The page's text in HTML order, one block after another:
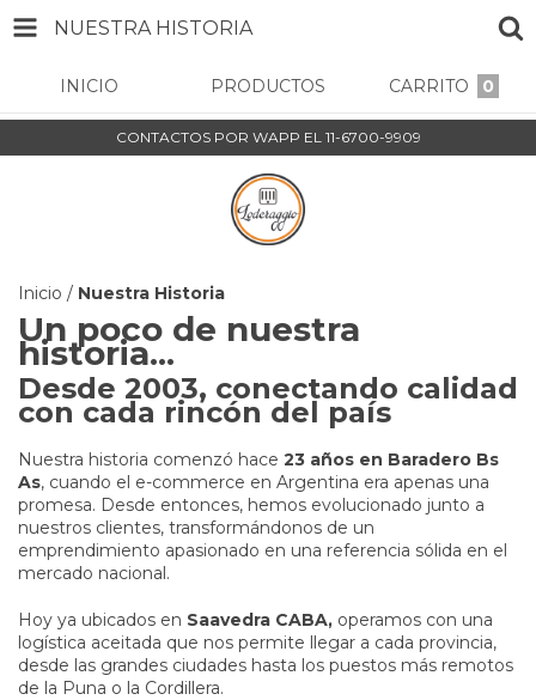
NUESTRA HISTORIA
INICIO PRODUCTOS CARRITO 0
CONTACTOS POR WAPP EL 11-6700-9909
Inicio / Nuestra Historia
Un poco de nuestra
historia...
Desde 2003, conectando calidad
con cada rincón del país
Nuestra historia comenzó hace 23 años en Baradero Bs
As, cuando el e-commerce en Argentina era apenas una
promesa. Desde entonces, hemos evolucionado junto a
nuestros clientes, transformándonos de un
emprendimiento apasionado en una referencia sólida en el
mercado nacional.
Hoy ya ubicados en Saavedra CABA, operamos con una
logística aceitada que nos permite llegar a cada provincia,
desde las grandes ciudades hasta los puestos más remotos
de la Puna o la Cordillera.